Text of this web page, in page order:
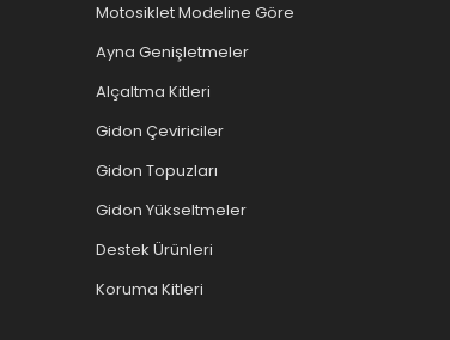
Motosiklet Modeline Göre
Ayna Genişletmeler
Alçaltma Kitleri
Gidon Çeviriciler
Gidon Topuzları
Gidon Yükseltmeler
Destek Ürünleri
Koruma Kitleri